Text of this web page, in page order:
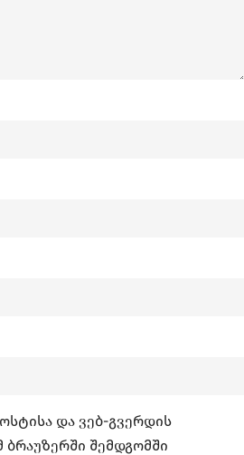
და ვებ-გვერდის
ბრაუზერში შემდგომში